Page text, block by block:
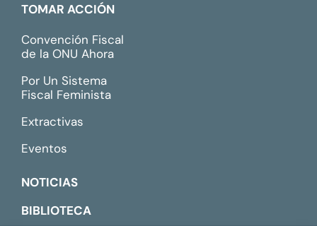
TOMAR ACCIÓN
Convención Fiscal
de la ONU Ahora
Por Un Sistema
Fiscal Feminista
Extractivas
Eventos
NOTICIAS
BIBLIOTECA